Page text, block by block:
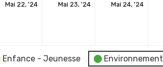
Mai 22, '24 Mai 23, '24 Mai 24, '24
Enfance - Jeunesse Environnement